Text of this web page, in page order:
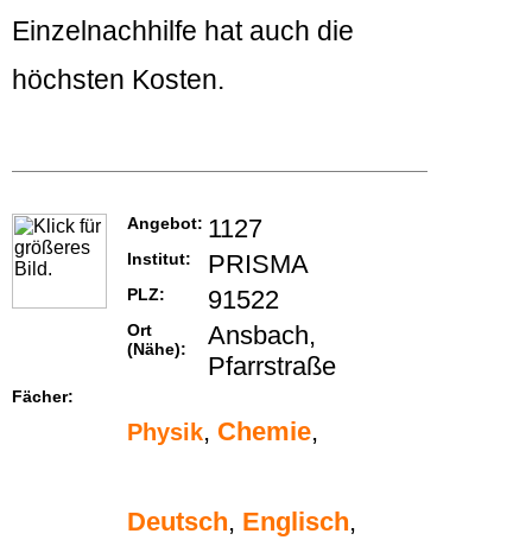
Einzelnachhilfe hat auch die
höchsten Kosten.
Angebot: 1127
Institut: PRISMA
PLZ: 91522
Ort
(Nähe):
Ansbach,
Pfarrstraße
Fächer:
Physik, Chemie,
Deutsch, Englisch,